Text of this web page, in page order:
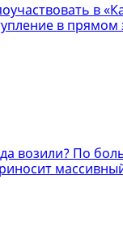
в
в
возили? По